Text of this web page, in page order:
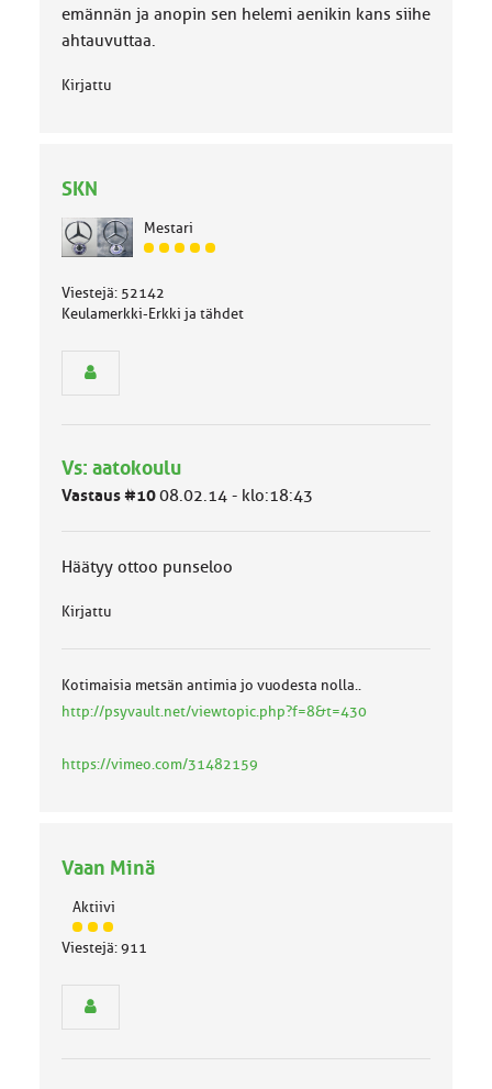
emännän ja anopin sen helemi aenikin kans siihe
ahtauvuttaa.
Kirjattu
SKN
Mestari
J
s
e
l
o
a
Viestejä: 52142
Keulamerkki-Erkki ja tähdet
Vs: aatokoulu
Vastaus #1008.02.14 - klo:18:43
Häätyy ottoo punseloo
Kirjattu
Kotimaisia metsän antimia jo vuodesta nolla..
http://psyvault.net/viewtopic.php?f=8&t=430
https://vimeo.com/31482159
Vaan Minä
Aktiivi
J
ä
Viestejä: 911